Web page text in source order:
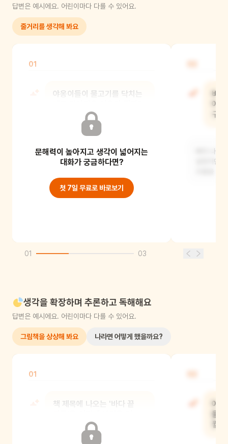
답변은 예시에요. 어린이마다 다를 수 있어요.
줄거리를 생각해 봐요
01
야옹이들이 물고기를 닥치는
돼서 늘 배가 고팠을 거예요. 그래서
갑자기 물속을 자
문해력이 높아지고 생각이 넓어지는
대화가 궁금하다면?
첫 7일 무료로 바로보기
바
야
구
바다 나라
싶었지만,
01 03
생각을 확장하며 추론하고 독해해요
답변은 예시에요. 어린이마다 다를 수 있어요.
그림책을 상상해 봐요 나라면 어떻게 했을까요?
01
책 제목에 나오는 '바다 끝
야
들
뭘